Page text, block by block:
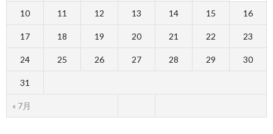
« 7月
10 11 12 13 14 15 16
17 18 19 20 21 22 23
24 25 26 27 28 29 30
31